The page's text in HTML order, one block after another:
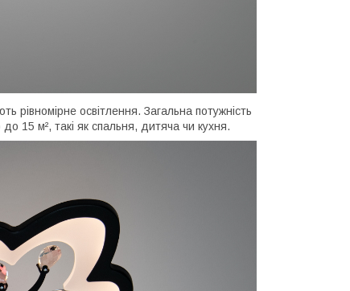
рівномірне освітлення. Загальна потужність
15 м², такі як спальня, дитяча чи кухня.